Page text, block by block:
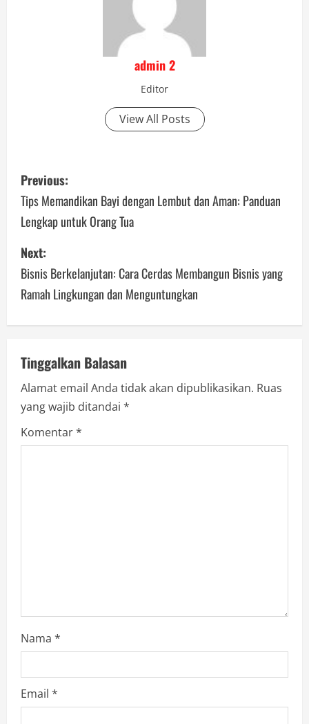
admin 2
Editor
View All Posts
P
o
s
t
n
a
i
g
a
Previous:
Tips Memandikan Bayi dengan Lembut dan Aman: Panduan
Lengkap untuk Orang Tua
Next:
Bisnis Berkelanjutan: Cara Cerdas Membangun Bisnis yang
Ramah Lingkungan dan Menguntungkan
Tinggalkan Balasan
Alamat email Anda tidak akan dipublikasikan. Ruas
yang wajib ditandai *
Komentar*
Nama *
Email *